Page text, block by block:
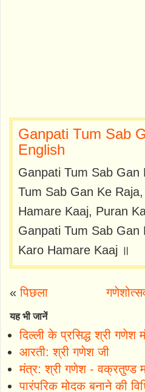
Ganpati Tum Sab
English
Ganpati Tum Sab Gan
Tum Sab Gan Ke
Hamare Kaaj, Puran
Ganpati Tum Sab Gan
Karo Hamare Kaaj ॥
«पिछला
यह भी जानें
दिल्ली के प्रसिद्ध श्री गणेश
आरती: श्री गणेश जी
मंत्र: श्री गणेश - वक्रतुण्ड
पारंपरिक मोदक बनाने की